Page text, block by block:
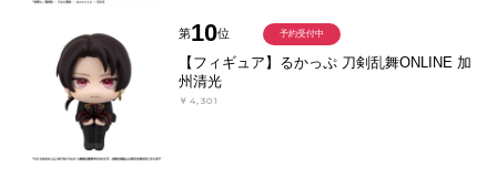
第10位
【フィギュア】るかっぷ 刀剣乱舞ONLINE 加
州清光
￥4,301
予約受付中